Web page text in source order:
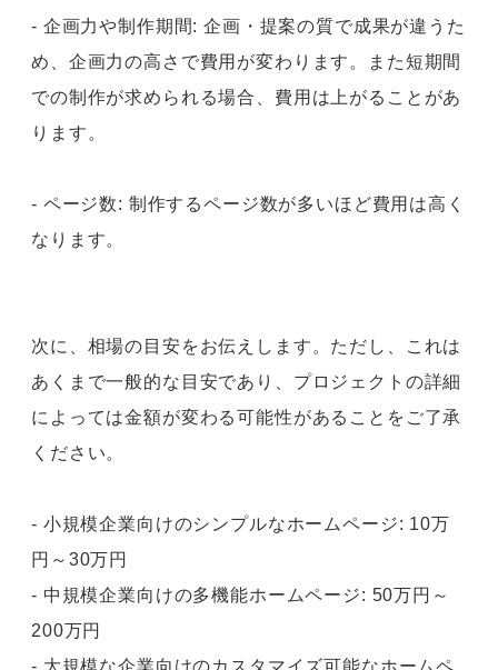
- 企画力や制作期間: 企画・提案の質で成果が違うた
め、企画力の高さで費用が変わります。また短期間
での制作が求められる場合、費用は上がることがあ
ります。
- ページ数: 制作するページ数が多いほど費用は高く
なります。
次に、相場の目安をお伝えします。ただし、これは
あくまで一般的な目安であり、プロジェクトの詳細
によっては金額が変わる可能性があることをご了承
ください。
- 小規模企業向けのシンプルなホームページ: 10万
円～30万円
- 中規模企業向けの多機能ホームページ: 50万円～
200万円
- 大規模な企業向けのカスタマイズ可能なホームペ